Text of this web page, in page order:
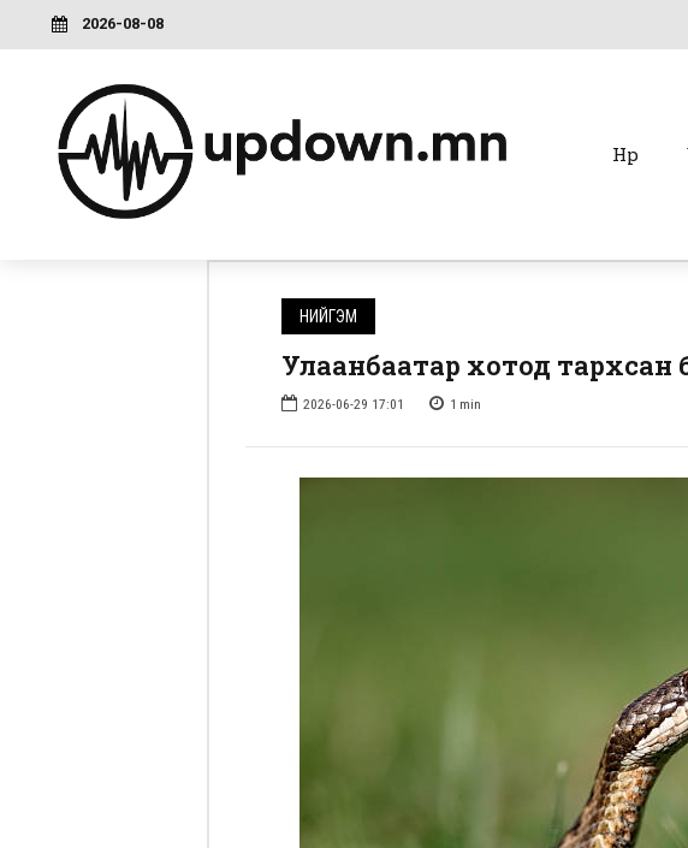
2026-08-08
Нүүр
НИЙГЭМ
Улаанбаатар хотод
2026-06-29 17:01 1 min